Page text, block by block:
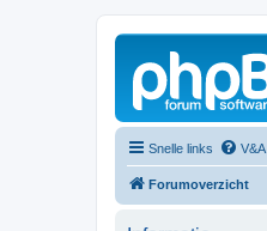
Snelle links V&A
Forumoverzicht